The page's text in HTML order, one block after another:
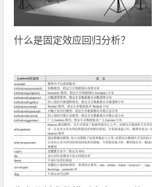
什么是固定效应回归分析？